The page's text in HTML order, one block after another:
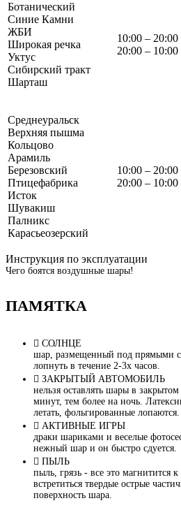
Ботанический
Синие Камни
ЖБИ
Широкая речка
Уктус
Сибирский тракт
Шарташ
10:00 – 20:00
20:00 – 10:00
Среднеуральск
Верхняя пышма
Кольцово
Арамиль
Березовский
Птицефабрика
Исток
Шувакиш
Палникс
Карасьеозерский
10:00 – 20:00
20:00 – 10:00
Инструкция по эксплуатации
Чего боятся воздушные шары!
ПАМЯТКА
СОЛНЦЕ
шар, размещенный под прямыми
лопнуть в течение 2-3х часов.
ЗАКРЫТЫЙ АВТОМОБИЛЬ
нельзя оставлять шары в
минут, тем более на ночь.
летать, фольгированные лопаются.
АКТИВНЫЕ ИГРЫ
драки шариками и веселые
нежный шар и он быстро сдуется.
ПЫЛЬ
пыль, грязь - все это магнитится
встретиться твердые острые
поверхность шара.